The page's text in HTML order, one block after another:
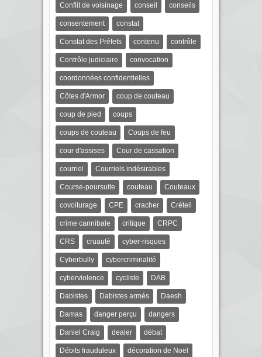
Conflit de voisinage conseil conseils
consentement constat
Constat des Préfets contenu contrôle
Contrôle judiciaire convocation
coordonnées confidentielles
Côtes d'Armor coup de couteau
coup de pied coups
coups de couteau Coups de feu
cour d'assises Cour de cassation
courriel Courriels indésirables
Course-poursuite couteau Couteaux
covoiturage CPE cracher Créteil
crime cannibale critique CRPC
CRS cruauté cyber-risques
Cyberbully cybercriminalité
cyberviolence cycliste DAB
Dabistes Dabistes armés Daesh
Damas danger perçu dangers
Daniel Craig dealer débat
Débits frauduleux décoration de Noël